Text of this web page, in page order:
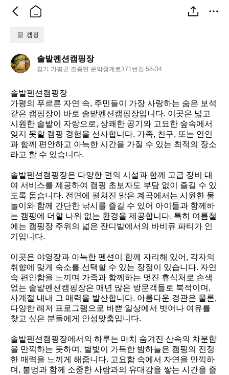
캠핑
솔
밭
션
캠
핑
장
솔밭펜션캠핑장
경기 가평군 조종면 운악청계로371번길 58-34
솔밭펜션캠핑장
가평의 푸르른 자연 속, 주민들이 가장 사랑하는 숨은 보석
같은 캠핑장이 바로 솔밭펜션캠핑장입니다. 이곳은 넓고
시원한 솔밭이 자랑으로, 상쾌한 공기와 고요한 숲속에서
잊지 못할 캠핑 경험을 선사합니다. 가족, 친구, 또는 연인
과 함께 편안하고 아늑한 시간을 가질 수 있는 최적의 장소
라고 할 수 있습니다.
솔밭펜션캠핑장은 다양한 편의 시설과 함께 고급 장비 대
여 서비스를 제공하여 캠핑 초보자도 부담 없이 즐길 수 있
도록 돕습니다. 전면에 펼쳐진 맑은 계곡에서는 시원한 물
놀이와 함께 간단한 낚시를 즐길 수 있어 아이들과 함께하
는 캠핑에 더할 나위 없는 환경을 제공합니다. 특히 여름철
에는 캠핑장 주위의 넓은 잔디밭에서의 바비큐 파티가 인
기입니다.
이곳은 야영장과 아늑한 펜션이 함께 자리해 있어, 각자의
취향에 맞게 숙소를 선택할 수 있는 장점이 있습니다. 자연
속 편안함을 느끼며 가족과 함께하는 멋진 휴식처로 손색
없는 솔밭펜션캠핑장은 매년 많은 방문객들로 북적이며,
사계절 내내 그 매력을 발산합니다. 아름다운 경관은 물론,
다양한 레저 프로그램으로 바쁜 일상에서 벗어나 여유를
찾고 싶은 분들에게 안성맞춤입니다.
솔밭펜션캠핑장에서의 하루는 마치 숨겨진 산속의 차분함
을 만끽하는 듯하며, 별빛이 가득한 밤하늘은 캠핑의 진정
한 매력을 느끼게 해줍니다. 고요함 속에서 자연을 만끽하
며, 불멍과 함께 소중한 사람과의 유대감을 쌓는 시간을 즐